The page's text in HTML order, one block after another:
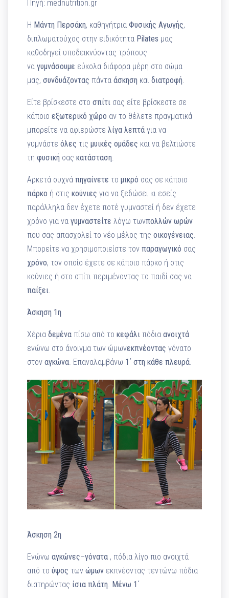
Πηγή: mednutrition.gr
Η Μάντη Περσάκη, καθηγήτριαΦυσικής Αγωγής,
διπλωματούχος στην ειδικότητα Pilates μας
καθοδηγεί υποδεικνύοντας τρόπους
ναγυμνάσουμε εύκολα διάφορα μέρη στο σώμα
μας,συνδυάζοντας πάνταάσκηση καιδιατροφή.
Είτε βρίσκεστε στοσπίτι σας είτε βρίσκεστε σε
κάποιοεξωτερικό χώρο αν το θέλετε πραγματικά
μπορείτε να αφιερώστε λίγα λεπτά για να
γυμνάστεόλες τιςμυικές ομάδες και να βελτιώστε
τηφυσική σαςκατάσταση.
Αρκετά συχνάπηγαίνετε τομικρό σας σε κάποιο
πάρκο ή στιςκούνιες για να ξεδώσει κι εσείς
παράλληλα δεν έχετε ποτέ γυμναστεί ή δεν έχετε
χρόνο για ναγυμναστείτε λόγω τωνπολλών ωρών
που σας απασχολεί το νέο μέλος τηςοικογένειας.
Μπορείτε να χρησιμοποιείστε τονπαραγωγικό σας
χρόνο, τον οποίο έχετε σε κάποιο πάρκο ή στις
κούνιες ή στο σπίτι περιμένοντας το παιδί σας να
παίξει.
Άσκηση 1η
Χέριαδεμένα πίσω από τοκεφάλι πόδιαανοιχτά
ενώνω στο άνοιγμα των ώμωνεκπνέοντας γόνατο
στοναγκώνα. Επαναλαμβάνω 1΄ στη κάθε πλευρά.
Άσκηση 2η
Ενώνωαγκώνες–γόνατα , πόδια λίγο πιο ανοιχτά
από τούψος τωνώμων εκπνέοντας τεντώνω πόδια
διατηρώντας ίσια πλάτη. Μένω 1΄